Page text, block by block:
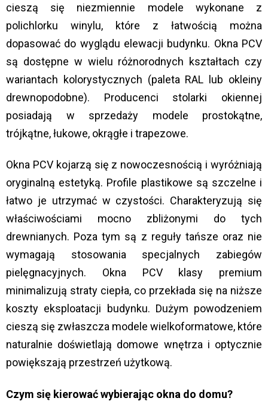
cieszą się niezmiennie modele wykonane z
polichlorku winylu, które z łatwością można
dopasować do wyglądu elewacji budynku. Okna PCV
są dostępne w wielu różnorodnych kształtach czy
wariantach kolorystycznych (paleta RAL lub okleiny
drewnopodobne). Producenci stolarki okiennej
posiadają w sprzedaży modele prostokątne,
trójkątne, łukowe, okrągłe i trapezowe.
Okna PCV kojarzą się z nowoczesnością i wyróżniają
oryginalną estetyką. Profile plastikowe są szczelne i
łatwo je utrzymać w czystości. Charakteryzują się
właściwościami mocno zbliżonymi do tych
drewnianych. Poza tym są z reguły tańsze oraz nie
wymagają stosowania specjalnych zabiegów
pielęgnacyjnych. Okna PCV klasy premium
minimalizują straty ciepła, co przekłada się na niższe
koszty eksploatacji budynku. Dużym powodzeniem
cieszą się zwłaszcza modele wielkoformatowe, które
naturalnie doświetlają domowe wnętrza i optycznie
powiększają przestrzeń użytkową.
Czym się kierować wybierając okna do domu?